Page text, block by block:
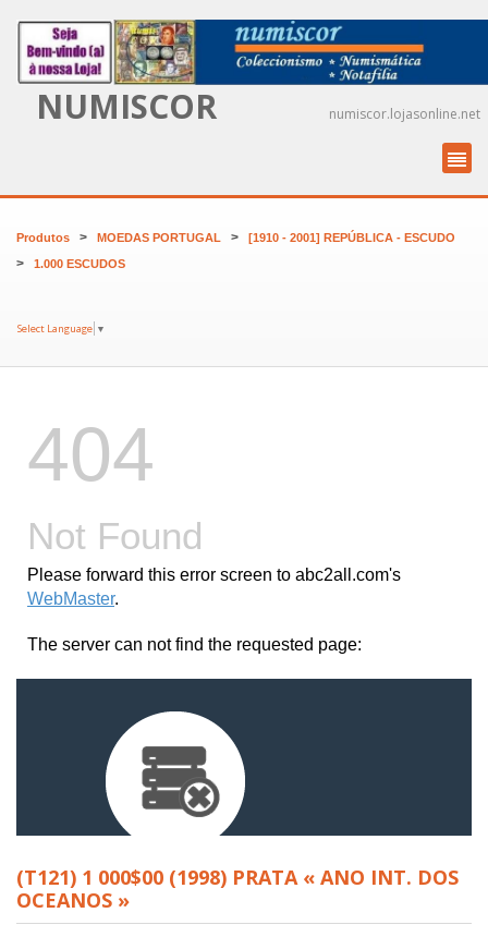
NUMISCOR numiscor.lojasonline.net
Produtos > MOEDAS PORTUGAL > [1910 - 2001] REPÚBLICA - ESCUDO
> 1.000 ESCUDOS
Select Language ▼
(T121) 1 000$00 (1998) PRATA « ANO INT. DOS
OCEANOS »